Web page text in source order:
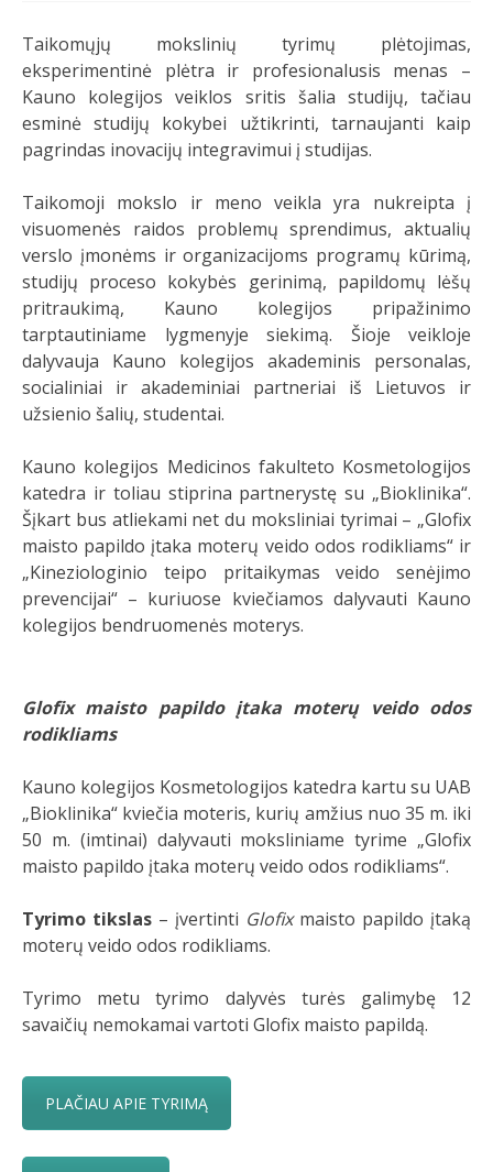
Taikomųjų mokslinių tyrimų plėtojimas,
eksperimentinė plėtra ir profesionalusis menas –
Kauno kolegijos veiklos sritis šalia studijų, tačiau
esminė studijų kokybei užtikrinti, tarnaujanti kaip
pagrindas inovacijų integravimui į studijas.
Taikomoji mokslo ir meno veikla yra nukreipta į
visuomenės raidos problemų sprendimus, aktualių
verslo įmonėms ir organizacijoms programų kūrimą,
studijų proceso kokybės gerinimą, papildomų lėšų
pritraukimą, Kauno kolegijos pripažinimo
tarptautiniame lygmenyje siekimą. Šioje veikloje
dalyvauja Kauno kolegijos akademinis personalas,
socialiniai ir akademiniai partneriai iš Lietuvos ir
užsienio šalių, studentai.
Kauno kolegijos Medicinos fakulteto Kosmetologijos
katedra ir toliau stiprina partnerystę su „Bioklinika“.
Šįkart bus atliekami net du moksliniai tyrimai – „Glofix
maisto papildo įtaka moterų veido odos rodikliams“ ir
„Kineziologinio teipo pritaikymas veido senėjimo
prevencijai“ – kuriuose kviečiamos dalyvauti Kauno
kolegijos bendruomenės moterys.
Glofix maisto papildo įtaka moterų veido odos
rodikliams
Kauno kolegijos Kosmetologijos katedra kartu su UAB
„Bioklinika“ kviečia moteris, kurių amžius nuo 35 m. iki
50 m. (imtinai) dalyvauti moksliniame tyrime „Glofix
maisto papildo įtaka moterų veido odos rodikliams“.
Tyrimo tikslas – įvertinti Glofixmaisto papildo įtaką
moterų veido odos rodikliams.
Tyrimo metu tyrimo dalyvės turės galimybę 12
savaičių nemokamai vartoti Glofix maisto papildą.
PLAČIAU APIE TYRIMĄ